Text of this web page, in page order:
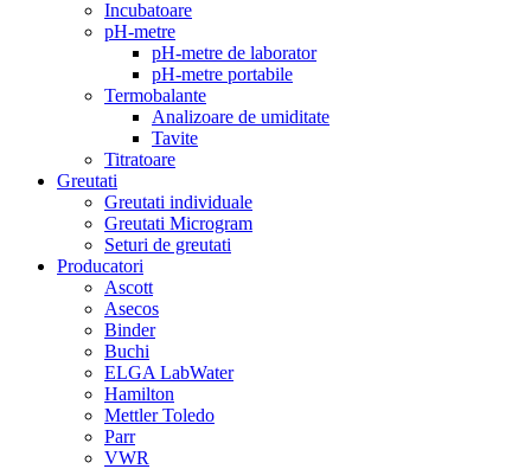
Incubatoare
pH-metre
pH-metre de laborator
pH-metre portabile
Termobalante
Analizoare de umiditate
Tavite
Titratoare
Greutati
Greutati individuale
Greutati Microgram
Seturi de greutati
Producatori
Ascott
Asecos
Binder
Buchi
ELGA LabWater
Hamilton
Mettler Toledo
Parr
VWR